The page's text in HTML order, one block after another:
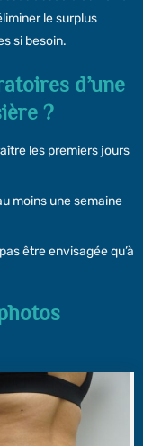
le surplus
si besoin.
d’une
?
les premiers jours
moins une semaine
être envisagée qu’à